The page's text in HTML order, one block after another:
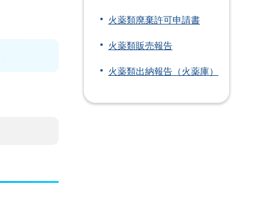
火薬類廃棄許可申請書
火薬類販売報告
火薬類出納報告（火薬庫）